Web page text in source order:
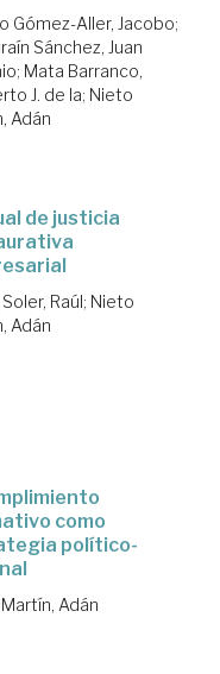
Gómez-Aller, Jacobo;
Sánchez, Juan
; Mata Barranco,
J. de la; Nieto
Adán
de justicia
Raúl; Nieto
Adán
como
político-
Adán